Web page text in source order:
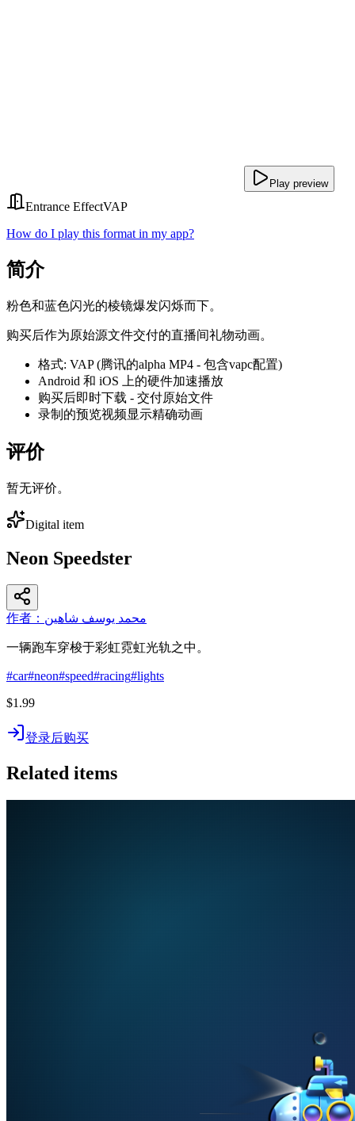
Play preview
Entrance EffectVAP
How do I play this format in my app?
简介
粉色和蓝色闪光的棱镜爆发闪烁而下。
购买后作为原始源文件交付的直播间礼物动画。
格式: VAP (腾讯的alpha MP4 - 包含vapc配置)
Android 和 iOS 上的硬件加速播放
购买后即时下载 - 交付原始文件
录制的预览视频显示精确动画
评价
暂无评价。
Digital item
Neon Speedster
作者：محمد يوسف شاهين
一辆跑车穿梭于彩虹霓虹光轨之中。
#car#neon#speed#racing#lights
$1.99
登录后购买
Related items